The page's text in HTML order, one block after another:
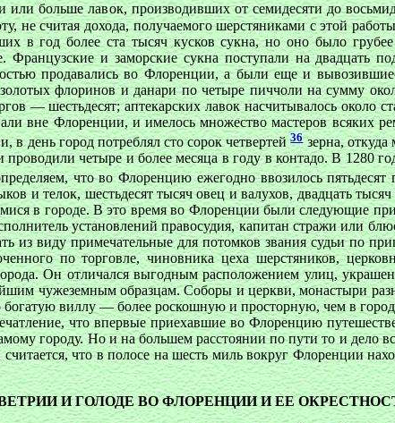
больше лавок, производивших от семидесяти до
не считая дохода, получаемого шерстяниками с этой
в год более ста тысяч кусков сукна, но оно было
Французские и заморские сукна поступали на двадцать
продавались во Флоренции, а были еще и
флоринов и данари по четыре пиччоли на сумму
— шестьдесят; аптекарских лавок насчитывалось около
вне Флоренции, и имелось множество мастеров всяких
в день город потреблял сто сорок четвертей36зерна, откуда
четыре и более месяца в году в контадо. В 1280
что во Флоренцию ежегодно ввозилось пятьдесят
и телок, шестьдесят тысяч овец и валухов, двадцать
в городе. В это время во Флоренции были следующие
установлений правосудия, капитан стражи или
из виду примечательные для потомков звания судьи по
по торговле, чиновника цеха шерстяников,
Он отличался выгодным расположением улиц,
чужеземным образцам. Соборы и церкви, монастыри
виллу — более роскошную и просторную, чем в
что впервые приехавшие во Флоренцию
городу. Но и на большем расстоянии по пути то и дело
что в полосе на шесть миль вокруг Флоренции
И ГОЛОДЕ ВО ФЛОРЕНЦИИ И ЕЕ